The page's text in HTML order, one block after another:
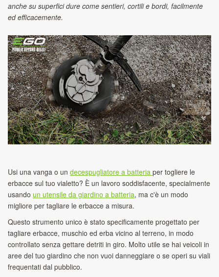
anche su superfici dure come sentieri, cortili e bordi, facilmente
ed efficacemente.
Usi una vanga o un decespugliatore a batteria per togliere le
erbacce sul tuo vialetto? È un lavoro soddisfacente, specialmente
usando un utensile da giardino a batteria, ma c'è un modo
migliore per tagliare le erbacce a misura.
Questo strumento unico è stato specificamente progettato per
tagliare erbacce, muschio ed erba vicino al terreno, in modo
controllato senza gettare detriti in giro. Molto utile se hai veicoli in
aree del tuo giardino che non vuoi danneggiare o se operi su viali
frequentati dal pubblico.